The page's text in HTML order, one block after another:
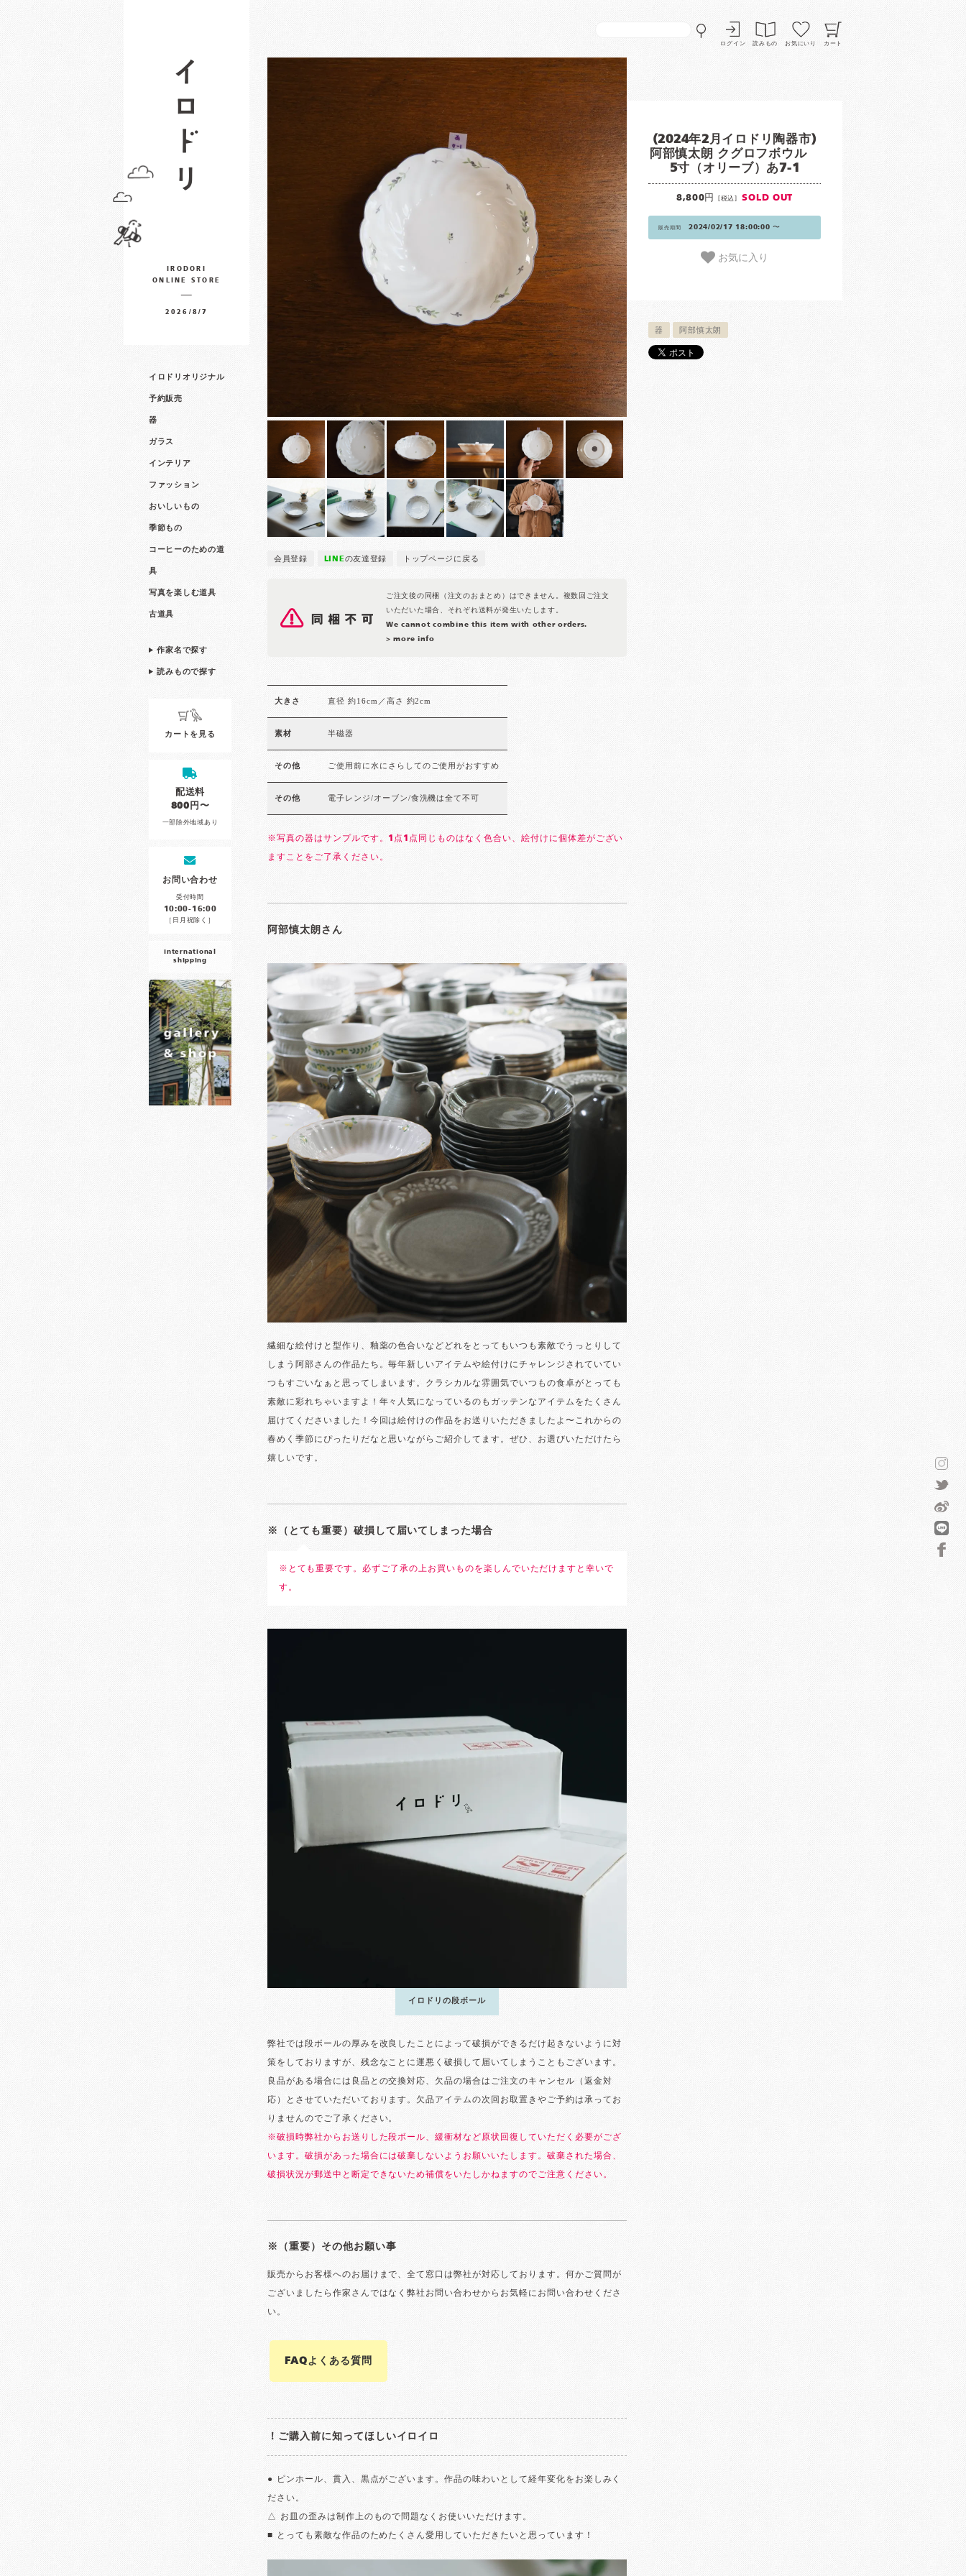
ログイン 読みもの お気にいり カート
IRODORI
ONLINE STORE
2026/8/7
イロドリオリジナル
予約販売
器
ガラス
インテリア
ファッション
おいしいもの
季節もの
コーヒーのための道
具
写真を楽しむ道具
古道具
作家名で探す
読みもので探す
カートを見る
配送料
800円〜
一部除外地域あり
お問い合わせ
受付時間
10:00-16:00
［日月祝除く］
international
shipping
会員登録 LINEの友達登録 トップページに戻る
ご注文後の同梱（注文のおまとめ）はできません。複数回ご注文
いただいた場合、それぞれ送料が発生いたします。
We cannot combine this item with other orders.
> more info
(2024年2月イロドリ陶器市)
阿部慎太朗 クグロフボウル
5寸（オリーブ）あ7-1
8,800円 [税込] SOLD OUT
販売期間 2024/02/17 18:00:00 〜
お気に入り
器 阿部慎太朗
大きさ 直径 約16cm／高さ 約2cm
素材 半磁器
その他 ご使用前に水にさらしてのご使用がおすすめ
その他 電子レンジ/オーブン/食洗機は全て不可
※写真の器はサンプルです。1点1点同じものはなく色合い、絵付けに個体差がござい
ますことをご了承ください。
阿部慎太朗さん
繊細な絵付けと型作り、釉薬の色合いなどどれをとってもいつも素敵でうっとりして
しまう阿部さんの作品たち。毎年新しいアイテムや絵付けにチャレンジされていてい
つもすごいなぁと思ってしまいます。クラシカルな雰囲気でいつもの食卓がとっても
素敵に彩れちゃいますよ！年々人気になっているのもガッテンなアイテムをたくさん
届けてくださいました！今回は絵付けの作品をお送りいただきましたよ〜これからの
春めく季節にぴったりだなと思いながらご紹介してます。ぜひ、お選びいただけたら
嬉しいです。
※（とても重要）破損して届いてしまった場合
※とても重要です。必ずご了承の上お買いものを楽しんでいただけますと幸いで
す。
イロドリの段ボール
弊社では段ボールの厚みを改良したことによって破損ができるだけ起きないように対
策をしておりますが、残念なことに運悪く破損して届いてしまうこともございます。
良品がある場合には良品との交換対応、欠品の場合はご注文のキャンセル（返金対
応）とさせていただいております。欠品アイテムの次回お取置きやご予約は承ってお
りませんのでご了承ください。
※破損時弊社からお送りした段ボール、緩衝材など原状回復していただく必要がござ
います。破損があった場合には破棄しないようお願いいたします。破棄された場合、
破損状況が郵送中と断定できないため補償をいたしかねますのでご注意ください。
※（重要）その他お願い事
販売からお客様へのお届けまで、全て窓口は弊社が対応しております。何かご質問が
ございましたら作家さんではなく弊社お問い合わせからお気軽にお問い合わせくださ
い。
FAQよくある質問
！ご購入前に知ってほしいイロイロ
● ピンホール、貫入、黒点がございます。作品の味わいとして経年変化をお楽しみく
ださい。
△ お皿の歪みは制作上のもので問題なくお使いいただけます。
■ とっても素敵な作品のためたくさん愛用していただきたいと思っています！